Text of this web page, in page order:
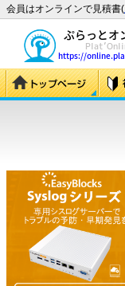
会員はオンラインで見積書(